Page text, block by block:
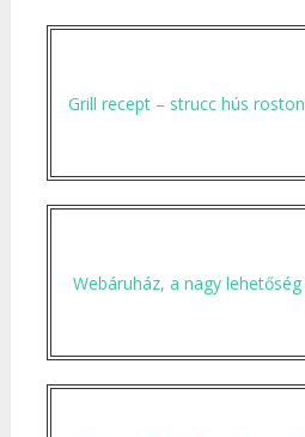
Grill recept – strucc hús roston
Webáruház, a nagy lehetőség